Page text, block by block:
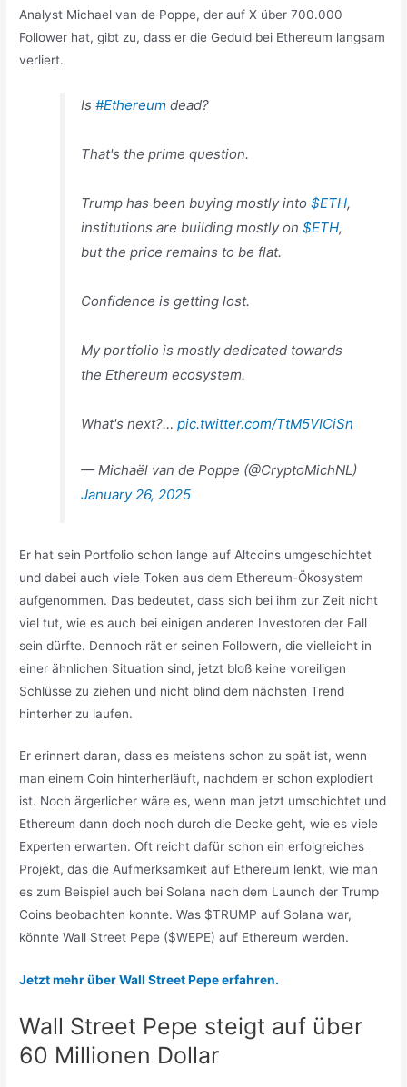
Analyst Michael van de Poppe, der auf X über 700.000
Follower hat, gibt zu, dass er die Geduld bei Ethereum langsam
verliert.
Is#Ethereum dead?
That's the prime question.
Trump has been buying mostly into$ETH,
institutions are building mostly on$ETH,
but the price remains to be flat.
Confidence is getting lost.
My portfolio is mostly dedicated towards
the Ethereum ecosystem.
What's next?…pic.twitter.com/TtM5VICiSn
— Michaël van de Poppe (@CryptoMichNL)
January 26, 2025
Er hat sein Portfolio schon lange auf Altcoins umgeschichtet
und dabei auch viele Token aus dem Ethereum-Ökosystem
aufgenommen. Das bedeutet, dass sich bei ihm zur Zeit nicht
viel tut, wie es auch bei einigen anderen Investoren der Fall
sein dürfte. Dennoch rät er seinen Followern, die vielleicht in
einer ähnlichen Situation sind, jetzt bloß keine voreiligen
Schlüsse zu ziehen und nicht blind dem nächsten Trend
hinterher zu laufen.
Er erinnert daran, dass es meistens schon zu spät ist, wenn
man einem Coin hinterherläuft, nachdem er schon explodiert
ist. Noch ärgerlicher wäre es, wenn man jetzt umschichtet und
Ethereum dann doch noch durch die Decke geht, wie es viele
Experten erwarten. Oft reicht dafür schon ein erfolgreiches
Projekt, das die Aufmerksamkeit auf Ethereum lenkt, wie man
es zum Beispiel auch bei Solana nach dem Launch der Trump
Coins beobachten konnte. Was $TRUMP auf Solana war,
könnte Wall Street Pepe ($WEPE) auf Ethereum werden.
Jetzt mehr über Wall Street Pepe erfahren.
Wall Street Pepe steigt auf über
60 Millionen Dollar